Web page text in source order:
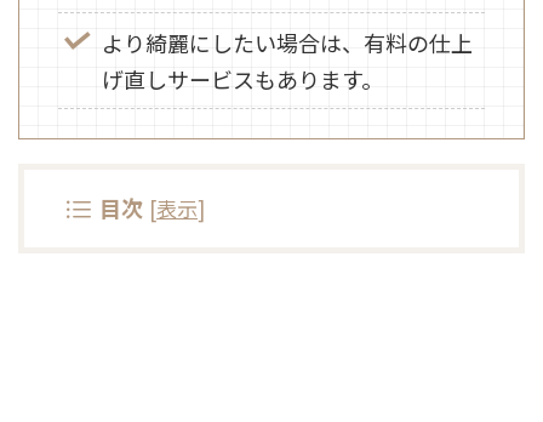
より綺麗にしたい場合は、有料の仕上
げ直しサービスもあります。
目次 [表示]